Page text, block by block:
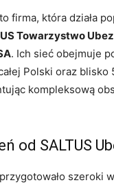
to firma, która działa
Towarzystwo
. Ich sieć obejmuje
Polski oraz blisko
kompleksową
od SALTUS